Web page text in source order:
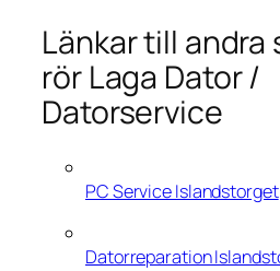
Länkar till andra
rör Laga Dator /
Datorservice
PC Service Islandstorget
Datorreparation